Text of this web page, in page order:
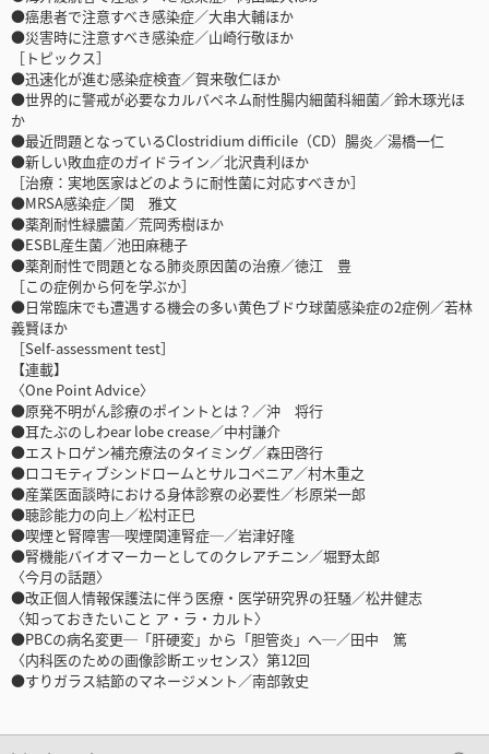
●癌患者で注意すべき感染症／大串大輔ほか
●災害時に注意すべき感染症／山崎行敬ほか
［トピックス］
●迅速化が進む感染症検査／賀来敬仁ほか
●世界的に警戒が必要なカルバペネム耐性腸内細菌科細菌／鈴木琢光ほ
か
●最近問題となっているClostridium difficile（CD）腸炎／湯橋一仁
●新しい敗血症のガイドライン／北沢貴利ほか
［治療：実地医家はどのように耐性菌に対応すべきか］
●MRSA感染症／関 雅文
●薬剤耐性緑膿菌／荒岡秀樹ほか
●ESBL産生菌／池田麻穂子
●薬剤耐性で問題となる肺炎原因菌の治療／徳江 豊
［この症例から何を学ぶか］
●日常臨床でも遭遇する機会の多い黄色ブドウ球菌感染症の2症例／若林
義賢ほか
［Self-assessment test］
【連載】
〈One Point Advice〉
●原発不明がん診療のポイントとは？／沖 将行
●耳たぶのしわear lobe crease／中村謙介
●エストロゲン補充療法のタイミング／森田啓行
●ロコモティブシンドロームとサルコペニア／村木重之
●産業医面談時における身体診察の必要性／杉原栄一郎
●聴診能力の向上／松村正巳
●喫煙と腎障害─喫煙関連腎症─／岩津好隆
●腎機能バイオマーカーとしてのクレアチニン／堀野太郎
〈今月の話題〉
●改正個人情報保護法に伴う医療・医学研究界の狂騒／松井健志
〈知っておきたいこと ア・ラ・カルト〉
●PBCの病名変更─「肝硬変」から「胆管炎」へ─／田中 篤
〈内科医のための画像診断エッセンス〉第12回
●すりガラス結節のマネージメント／南部敦史